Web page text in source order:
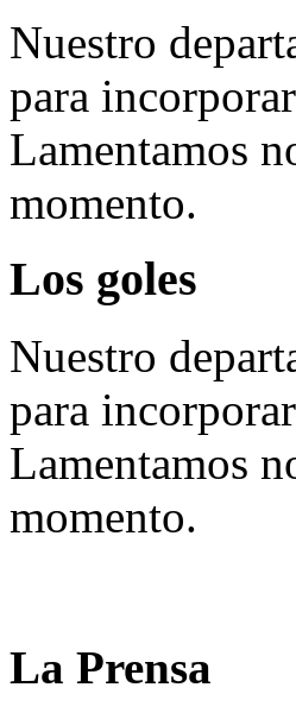
Nuestro
para
Lamentamos
momento.
Los goles
Nuestro
para
Lamentamos
momento.
La Prensa